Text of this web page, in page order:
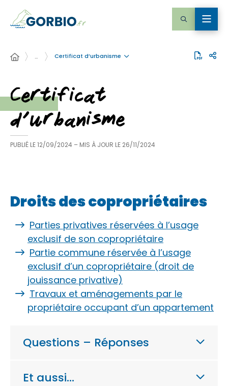
… Certificat d’urbanisme
Certificat
d’urbanisme
PUBLIÉ LE12/09/2024 – MIS À JOUR LE 26/11/2024
Droits des copropriétaires
Parties privatives réservées à l’usage
exclusif de son copropriétaire
Partie commune réservée à l’usage
exclusif d’un copropriétaire (droit de
jouissance privative)
Travaux et aménagements par le
propriétaire occupant d’un appartement
Questions – Réponses
Et aussi…